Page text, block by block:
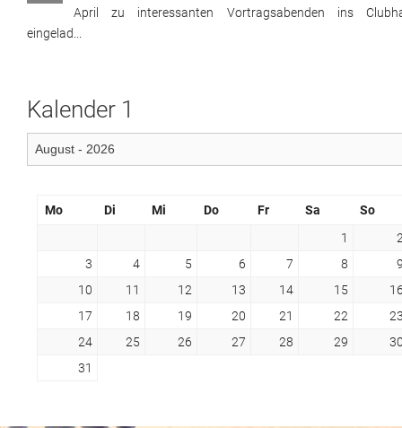
April zu interessanten Vortragsabenden ins
eingelad...
Kalender 1
Mo Di Mi Do Fr Sa
So
1
3
4 5 6 7 8
10
11 12 13 14 15
17
18 19 20 21 22
24
25 26 27 28 29
31